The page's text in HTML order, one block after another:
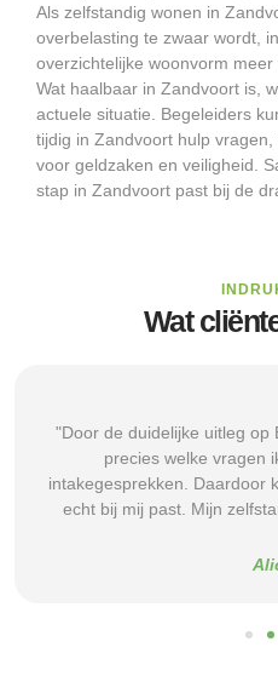
Als zelfstandig wonen in
overbelasting te zwaar wordt,
overzichtelijke woonvorm
Wat haalbaar in Zandvoort is,
actuele situatie. Begeleiders
tijdig in Zandvoort hulp
voor geldzaken en veiligheid.
stap in Zandvoort past bij de
Wat
"Door de duidelijke uitleg op
precies welke vragen
intakegesprekken. Daardoor
echt bij mij past. Mijn